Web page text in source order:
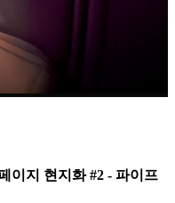
이지 현지화 #2 - 파이프